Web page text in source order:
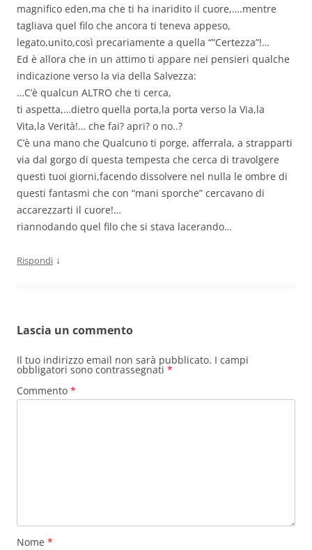
magnifico eden,ma che ti ha inaridito il cuore,….mentre
tagliava quel filo che ancora ti teneva appeso,
legato,unito,così precariamente a quella “”Certezza”!…
Ed è allora che in un attimo ti appare nei pensieri qualche
indicazione verso la via della Salvezza:
…C’è qualcun ALTRO che ti cerca,
ti aspetta,…dietro quella porta,la porta verso la Via,la
Vita,la Verità!… che fai? apri? o no..?
C’è una mano che Qualcuno ti porge, afferrala, a strapparti
via dal gorgo di questa tempesta che cerca di travolgere
questi tuoi giorni,facendo dissolvere nel nulla le ombre di
questi fantasmi che con “mani sporche” cercavano di
accarezzarti il cuore!…
riannodando quel filo che si stava lacerando…
Rispondi ↓
Lascia un commento
Il tuo indirizzo email non sarà pubblicato. I campi
obbligatori sono contrassegnati *
Commento *
Nome *